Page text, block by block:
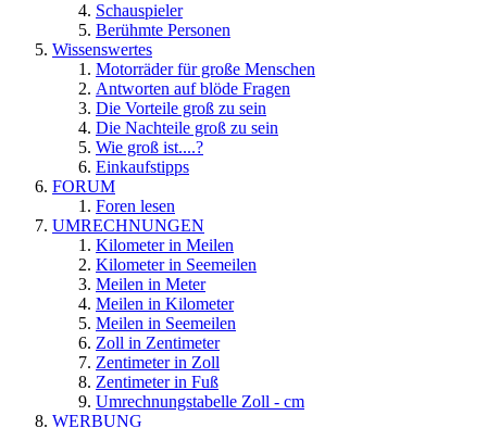
Schauspieler
Berühmte Personen
Wissenswertes
Motorräder für große Menschen
Antworten auf blöde Fragen
Die Vorteile groß zu sein
Die Nachteile groß zu sein
Wie groß ist....?
Einkaufstipps
FORUM
Foren lesen
UMRECHNUNGEN
Kilometer in Meilen
Kilometer in Seemeilen
Meilen in Meter
Meilen in Kilometer
Meilen in Seemeilen
Zoll in Zentimeter
Zentimeter in Zoll
Zentimeter in Fuß
Umrechnungstabelle Zoll - cm
WERBUNG